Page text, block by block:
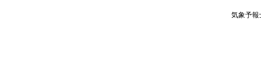
気象予